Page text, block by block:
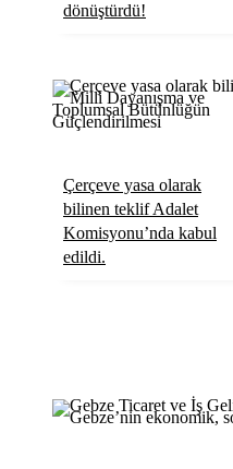
Röportaj
Resmi
dönüştürdü!
Çerçeve yasa olarak
bilinen teklif Adalet
Komisyonu’nda kabul
edildi.